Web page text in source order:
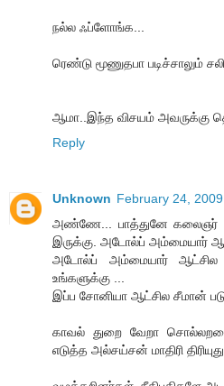
நல்ல ஃப்ளோங்க...
ரெண்டு மூணுதபா படிச்சாலும்
ஆமா..இந்த விசயம் அவருக்கு
Reply
Unknown February 24,
அண்ணே... பாத்துனே கலைஞர்
இருக்கு. அடோல்ப் அம்மையார்
அடோல்ப் அம்மையார் ஆட்சில
உங்களுக்கு ...
இப்ப சோனியா ஆட்சில சீமான்
காவல் துறை வேறா
எடுத்த அல்சய்சன் மாதிரி திரியுது